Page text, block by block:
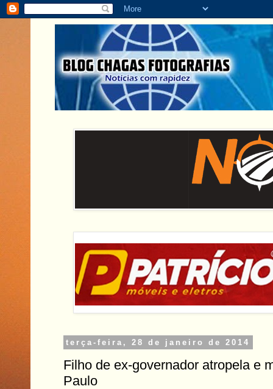
terça-feira, 28 de janeiro de 2014
Filho de ex-governador atropela e
Paulo